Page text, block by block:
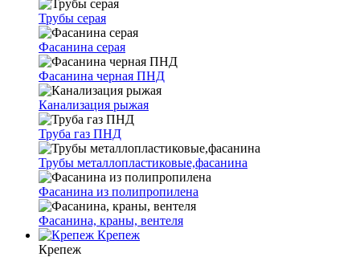
Трубы серая
Фасанина серая
Фасанина черная ПНД
Канализация рыжая
Труба газ ПНД
Трубы металлопластиковые,фасанина
Фасанина из полипропилена
Фасанина, краны, вентеля
Крепеж
Крепеж